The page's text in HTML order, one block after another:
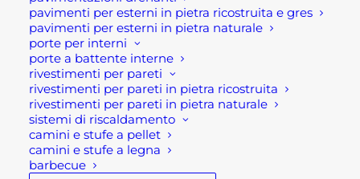
pavimenti per esterni in pietra ricostruita e gres
pavimenti per esterni in pietra naturale
porte per interni
porte a battente interne
rivestimenti per pareti
rivestimenti per pareti in pietra ricostruita
rivestimenti per pareti in pietra naturale
sistemi di riscaldamento
camini e stufe a pellet
camini e stufe a legna
barbecue
La valigetta porta attrezzi è in plastica e misura
34x30x10 cm, con un peso di 2,8 kg completa di
tutti gli elementi.
Caratteristiche tecniche:
valigetta in plastica
Dimensioni 34x30x10 cm
Peso 2,80 kg